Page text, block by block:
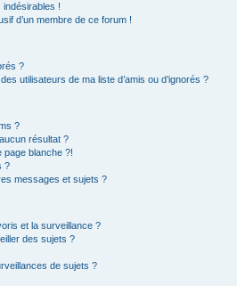
!
d’un membre de ce forum !
?
utilisateurs de ma liste d’amis ou d’ignorés ?
?
résultat ?
page blanche ?!
?
messages et sujets ?
et la surveillance ?
des sujets ?
de sujets ?